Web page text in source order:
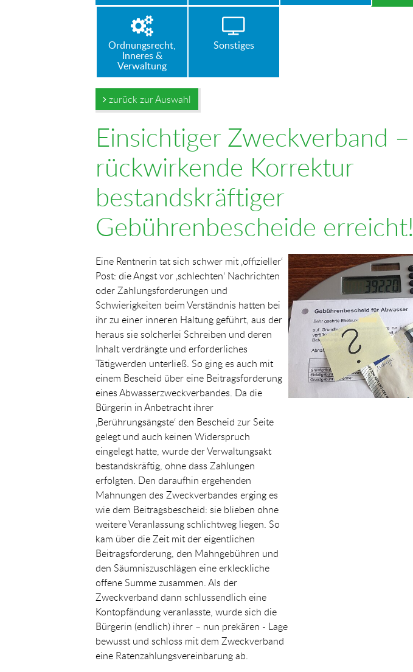
Ordnungsrecht,
Inneres &
Verwaltung
Sonstiges
zurück zur Auswahl
Einsichtiger Zweckverband –
rückwirkende Korrektur
bestandskräftiger
Gebührenbescheide erreicht!
Show larger version for:
Eine Rentnerin tat sich schwer mit ‚offizieller‘
Post: die Angst vor ‚schlechten‘ Nachrichten
oder Zahlungsforderungen und
Schwierigkeiten beim Verständnis hatten bei
ihr zu einer inneren Haltung geführt, aus der
heraus sie solcherlei Schreiben und deren
Inhalt verdrängte und erforderliches
Tätigwerden unterließ. So ging es auch mit
einem Bescheid über eine Beitragsforderung
eines Abwasserzweckverbandes. Da die
Bürgerin in Anbetracht ihrer
‚Berührungsängste‘ den Bescheid zur Seite
gelegt und auch keinen Widerspruch
eingelegt hatte, wurde der Verwaltungsakt
bestandskräftig, ohne dass Zahlungen
erfolgten. Den daraufhin ergehenden
Mahnungen des Zweckverbandes erging es
wie dem Beitragsbescheid: sie blieben ohne
weitere Veranlassung schlichtweg liegen. So
kam über die Zeit mit der eigentlichen
Beitragsforderung, den Mahngebühren und
den Säumniszuschlägen eine erkleckliche
offene Summe zusammen. Als der
Zweckverband dann schlussendlich eine
Kontopfändung veranlasste, wurde sich die
Bürgerin (endlich) ihrer – nun prekären - Lage
bewusst und schloss mit dem Zweckverband
eine Ratenzahlungsvereinbarung ab.